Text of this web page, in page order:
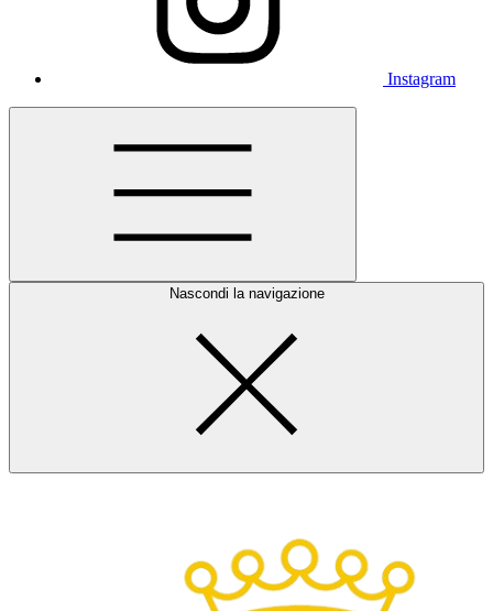
Instagram
Nascondi la navigazione